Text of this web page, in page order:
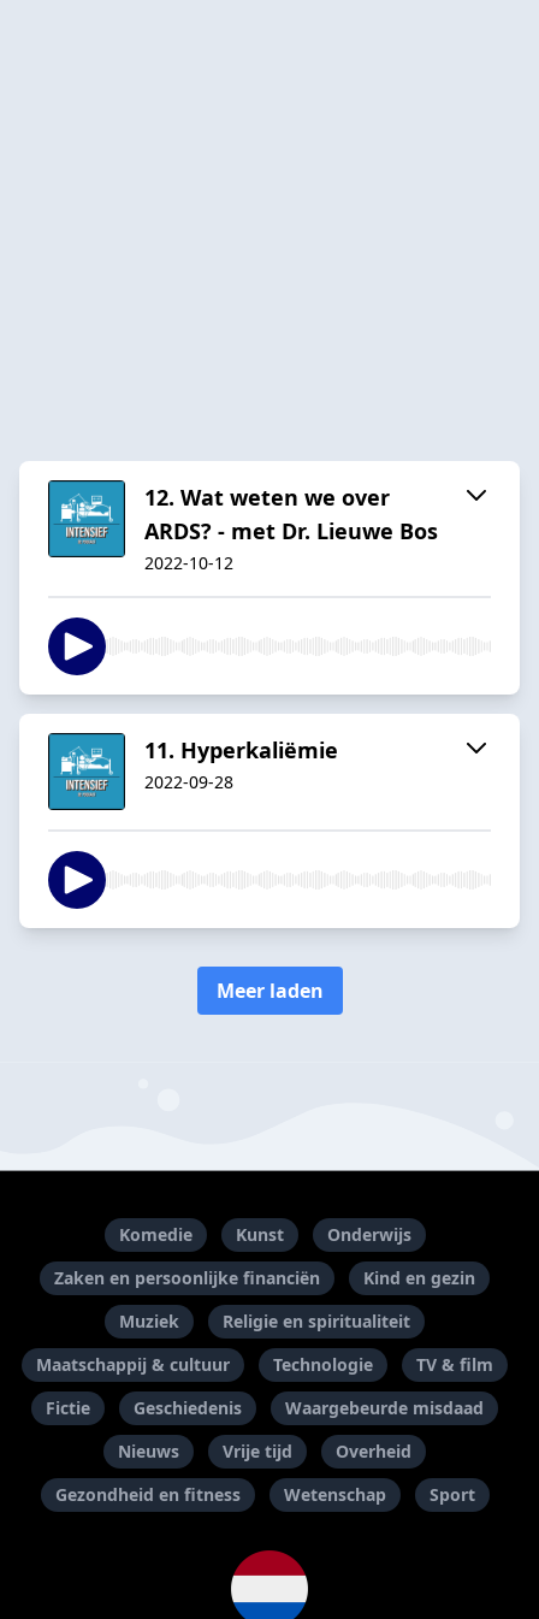
12. Wat weten we over
ARDS? - met Dr. Lieuwe Bos
2022-10-12
11. Hyperkaliëmie
2022-09-28
Meer laden
Komedie Kunst
Onderwijs
Zaken en persoonlijke financiën
Kind en gezin
Muziek
Religie en spiritualiteit
Maatschappij & cultuur
Technologie
TV & film
Fictie
Geschiedenis
Waargebeurde misdaad
Nieuws
Vrije tijd
Overheid
Gezondheid en fitness
Wetenschap Sport